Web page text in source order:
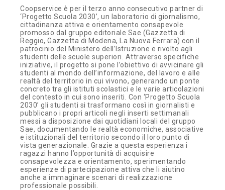
Coopservice è per il terzo anno consecutivo partner di
‘Progetto Scuola 2030’, un laboratorio di giornalismo,
cittadinanza attiva e orientamento consapevole
promosso dal gruppo editoriale Sae (Gazzetta di
Reggio, Gazzetta di Modena, La Nuova Ferrara) con il
patrocinio del Ministero dell’Istruzione e rivolto agli
studenti delle scuole superiori. Attraverso specifiche
iniziative, il progetto si pone l’obiettivo di avvicinare gli
studenti al mondo dell’informazione, del lavoro e alle
realtà del territorio in cui vivono, generando un ponte
concreto tra gli istituti scolastici e le varie articolazioni
del contesto in cui sono inseriti. Con ‘Progetto Scuola
2030’ gli studenti si trasformano così in giornalisti e
pubblicano i propri articoli negli inserti settimanali
messi a disposizione dai quotidiani locali del gruppo
Sae, documentando le realtà economiche, associative
e istituzionali del territorio secondo il loro punto di
vista generazionale. Grazie a questa esperienza i
ragazzi hanno l’opportunità di acquisire
consapevolezza e orientamento, sperimentando
esperienze di partecipazione attiva che li aiutino
anche a immaginare scenari di realizzazione
professionale possibili.